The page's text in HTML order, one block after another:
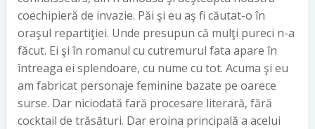
coechipieră de invazie. Păi şi eu aş fi căutat-o în
oraşul repartiţiei. Unde presupun că mulţi pureci n-a
făcut. Ei şi în romanul cu cutremurul fata apare în
întreaga ei splendoare, cu nume cu tot. Acuma şi eu
am fabricat personaje feminine bazate pe oarece
surse. Dar niciodată fară procesare literară, fără
cocktail de trăsături. Dar eroina principală a acelui